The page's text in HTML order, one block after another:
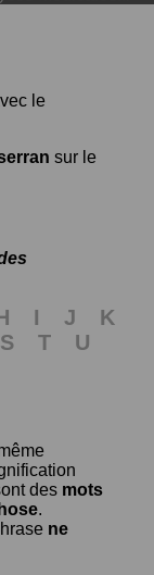
le
sur le
I J
K
S T
U
des mots
.
ne